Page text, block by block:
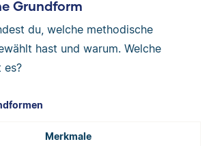
Grundform
du, welche methodische
hast und warum. Welche
es?
Merkmale